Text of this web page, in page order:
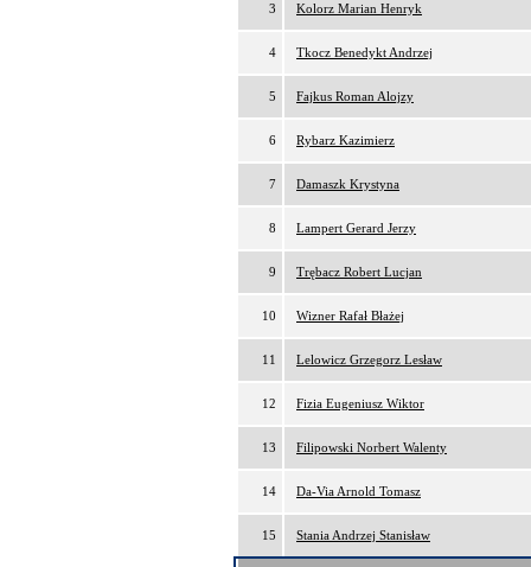
3 Kolorz Marian Henryk
4 Tkocz Benedykt Andrzej
5 Fajkus Roman Alojzy
6 Rybarz Kazimierz
7 Damaszk Krystyna
8 Lampert Gerard Jerzy
9 Trębacz Robert Lucjan
10 Wizner Rafał Błażej
11 Lelowicz Grzegorz Lesław
12 Fizia Eugeniusz Wiktor
13 Filipowski Norbert Walenty
14 Da-Via Arnold Tomasz
15 Stania Andrzej Stanisław